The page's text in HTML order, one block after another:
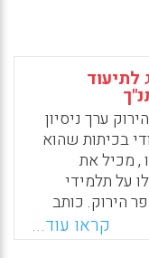
לתיעוד
ערך ניסיון
בכיתות שהוא
, מכיל את
על תלמידי
הירוק. כותב
לנסות
לסקור את כל
קראו עוד...